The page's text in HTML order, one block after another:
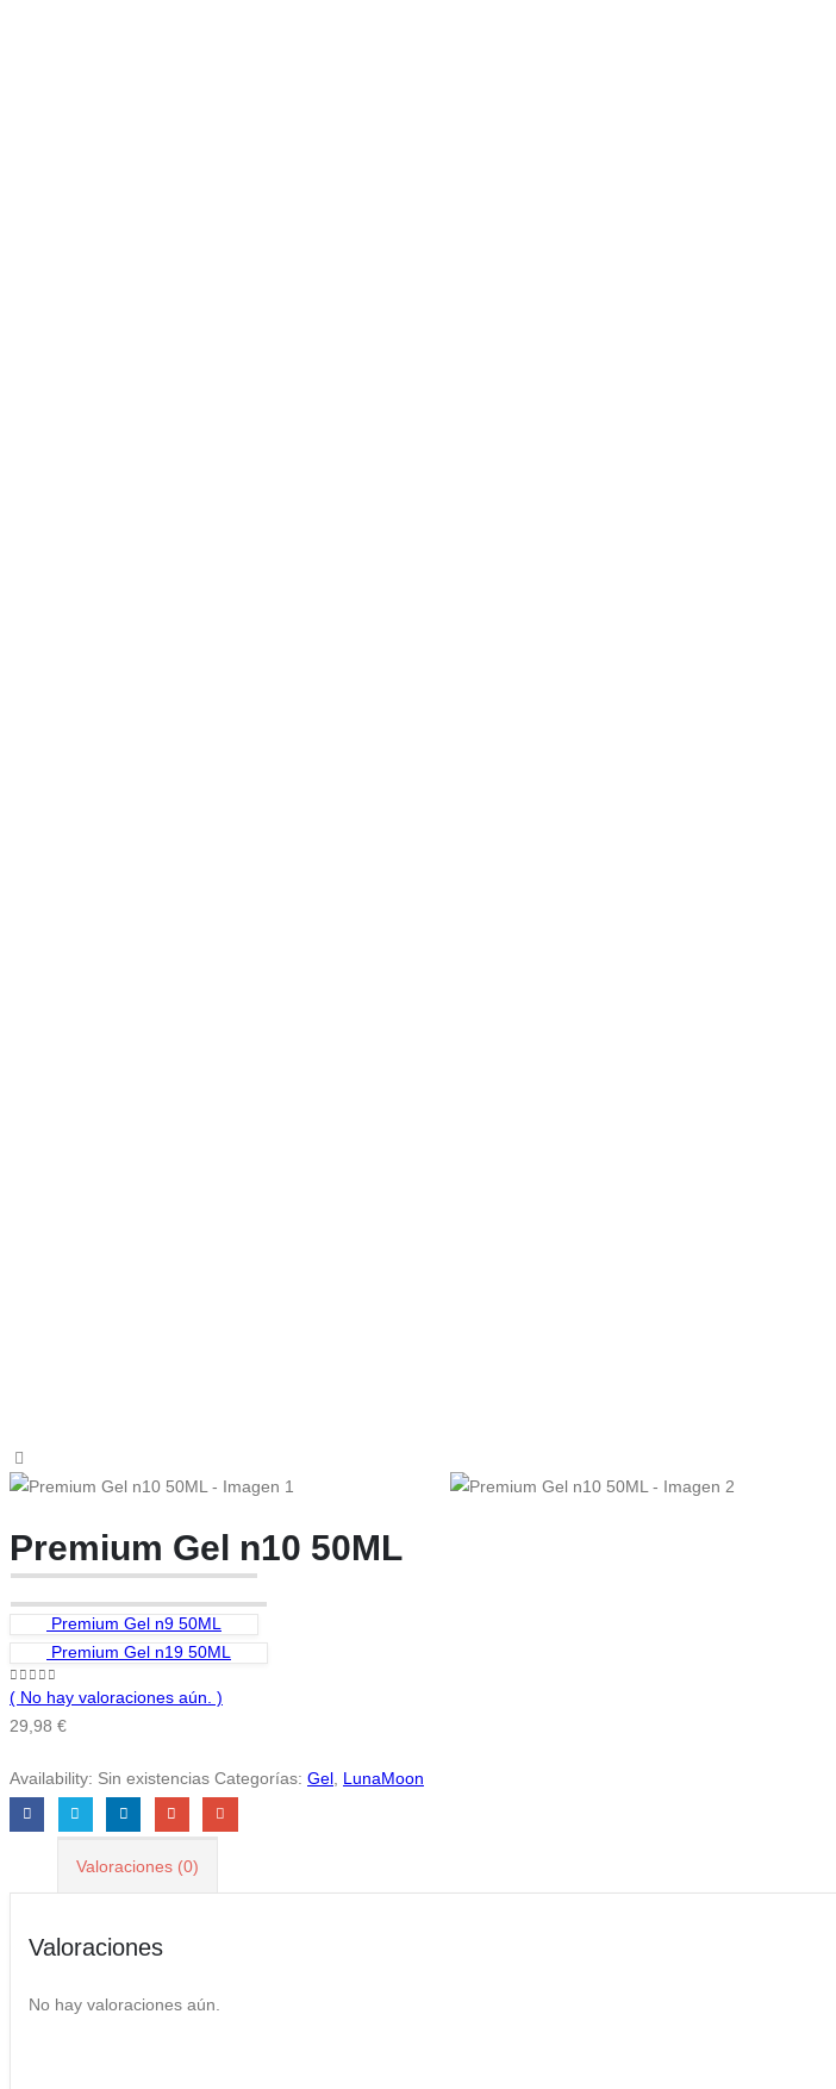
Premium Gel n10 50ML
Premium Gel n9 50ML
Premium Gel n19 50ML
0 out of 5
( No hay valoraciones aún. )
29,98 €
Availability: Sin existencias Categorías: Gel LunaMoon
Valoraciones (0)
Valoraciones
No hay valoraciones aún.